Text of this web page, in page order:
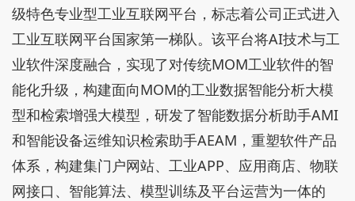
级特色专业型工业互联网平台，标志着公司正式进入
工业互联网平台国家第一梯队。该平台将AI技术与工
业软件深度融合，实现了对传统MOM工业软件的智
能化升级，构建面向MOM的工业数据智能分析大模
型和检索增强大模型，研发了智能数据分析助手AMI
和智能设备运维知识检索助手AEAM，重塑软件产品
体系，构建集门户网站、工业APP、应用商店、物联
网接口、智能算法、模型训练及平台运营为一体的